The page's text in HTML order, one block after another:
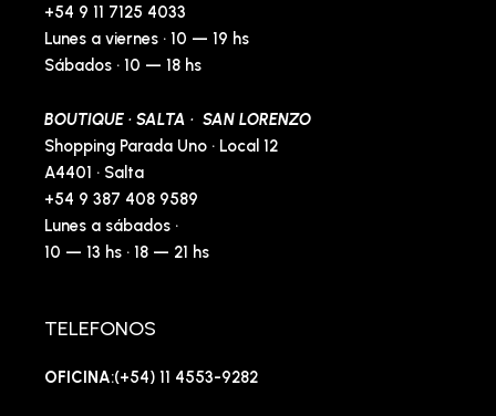
+54 9 11 7125 4033
Lunes a viernes · 10 — 19 hs
Sábados · 10 — 18 hs
BOUTIQUE · SALTA · SAN LORENZO
Shopping Parada Uno · Local 12
A4401 · Salta
+54 9 387 408 9589
Lunes a sábados ·
10 — 13 hs · 18 — 21 hs
TELEFONOS
OFICINA:(+54) 11 4553-9282